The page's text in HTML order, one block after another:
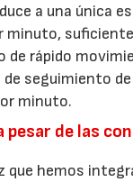
a una única
minuto,
de rápido
seguimiento
minuto.
pesar de las
que hemos